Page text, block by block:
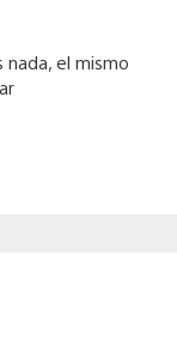
el mismo